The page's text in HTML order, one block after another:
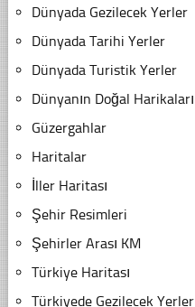
Dünyada Gezilecek Yerler
Dünyada Tarihi Yerler
Dünyada Turistik Yerler
Dünyanın Doğal Harikaları
Güzergahlar
Haritalar
İller Haritası
Şehir Resimleri
Şehirler Arası KM
Türkiye Haritası
Türkiyede Gezilecek Yerler